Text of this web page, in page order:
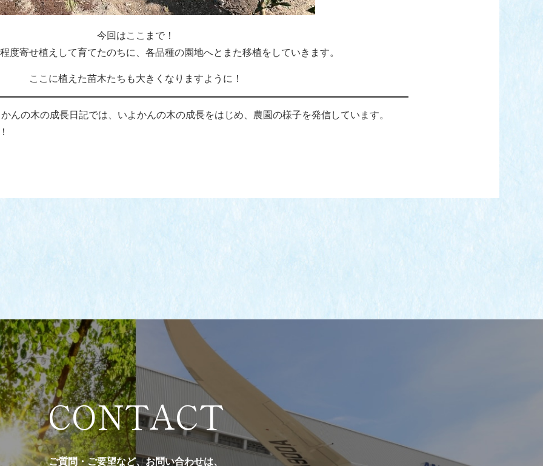
今回はここまで！
度寄せ植えして育てたのちに、各品種の園地へとまた移植をしていきます。
ここに植えた苗木たちも大きくなりますように！
んの木の成長日記では、いよかんの木の成長をはじめ、農園の様子を発信しています。
CONTACT
ご質問・ご要望など、お問い合わせは、